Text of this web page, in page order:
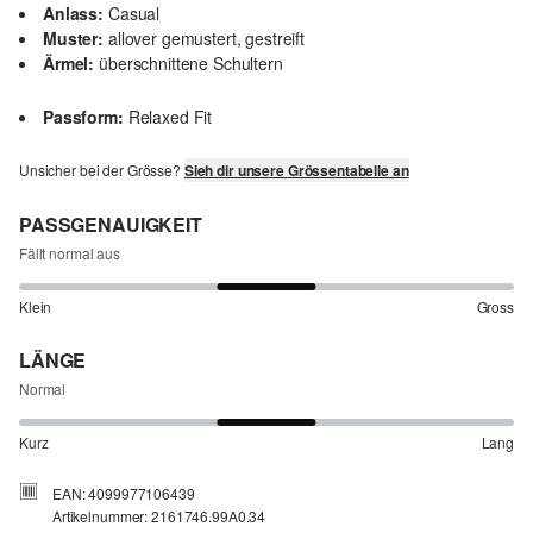
Anlass: Casual
Muster: allover gemustert, gestreift
Ärmel: überschnittene Schultern
Passform: Relaxed Fit
Unsicher bei der Grösse? Sieh dir unsere Grössentabelle an
PASSGENAUIGKEIT
Fällt normal aus
Klein Gross
LÄNGE
Normal
Kurz Lang
EAN: 4099977106439
Artikelnummer: 2161746.99A0.34